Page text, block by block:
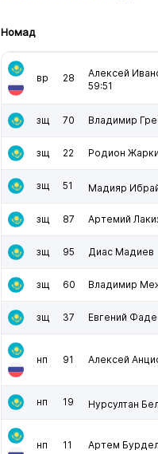
Номад
вр 28 Алексей
59:51
зщ 70 Владимир
зщ 22 Родион
зщ 51 Мадияр
зщ 87 Артемий
зщ 95 Диас Мадиев
зщ 60 Владимир
зщ 37 Евгений
нп 91 Алексей
нп 19 Нурсултан
нп 11 Артем